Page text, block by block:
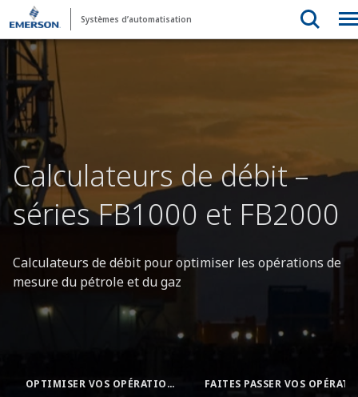
Systèmes d’automatisation
Calculateurs de débit –
séries FB1000 et FB2000
Calculateurs de débit pour optimiser les opérations de
mesure du pétrole et du gaz
OPTIMISER VOS OPÉRATIONS DE MESURE DU PÉTROLE ET DU GAZ